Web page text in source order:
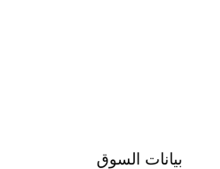
بيانات السوق